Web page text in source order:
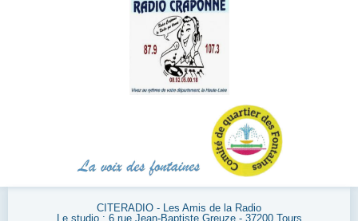
CITERADIO - Les Amis de la Radio
Le studio : 6 rue Jean-Baptiste Greuze - 37200 Tours